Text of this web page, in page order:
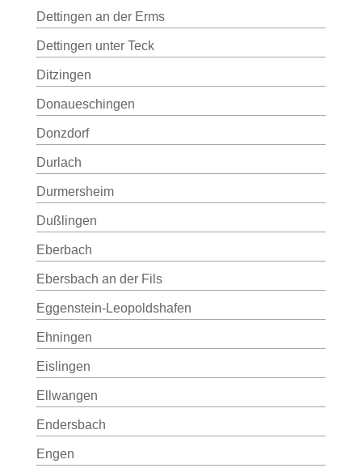
Dettingen an der Erms
Dettingen unter Teck
Ditzingen
Donaueschingen
Donzdorf
Durlach
Durmersheim
Dußlingen
Eberbach
Ebersbach an der Fils
Eggenstein-Leopoldshafen
Ehningen
Eislingen
Ellwangen
Endersbach
Engen